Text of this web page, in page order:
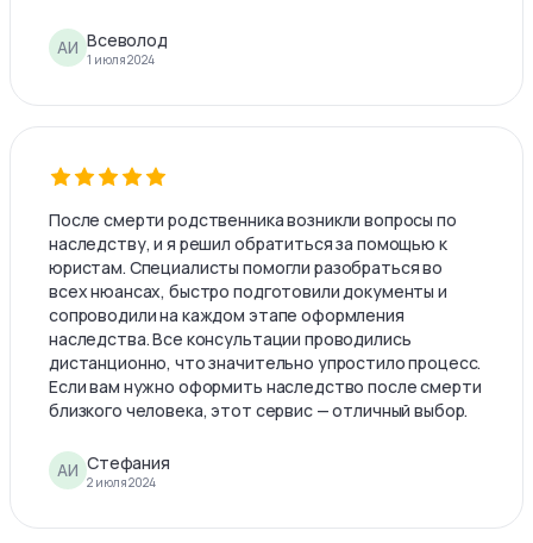
АИ Всеволод
1 июля 2024
После смерти родственника возникли вопросы по
наследству, и я решил обратиться за помощью к
юристам. Специалисты помогли разобраться во
всех нюансах, быстро подготовили документы и
сопроводили на каждом этапе оформления
наследства. Все консультации проводились
дистанционно, что значительно упростило процесс.
Если вам нужно оформить наследство после смерти
близкого человека, этот сервис — отличный выбор.
АИ Стефания
2 июля 2024